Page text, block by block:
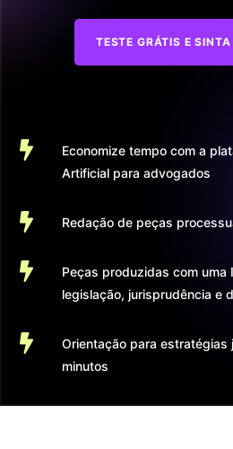
TESTE GRÁTIS E

Economize tempo com a
Artificial para advogados
 Redação de peças

Peças produzidas com uma
legislação, jurisprudência e

Orientação para estratégias
minutos